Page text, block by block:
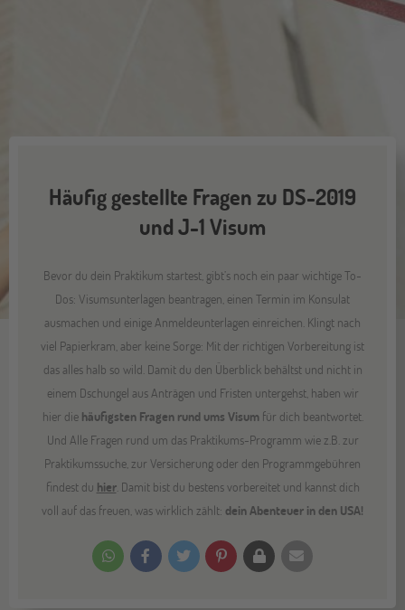
Häufig gestellte Fragen zu DS-2019
und J-1 Visum
Bevor du dein Praktikum startest, gibt’s noch ein paar wichtige To-
Dos: Visumsunterlagen beantragen, einen Termin im Konsulat
ausmachen und einige Anmeldeunterlagen einreichen. Klingt nach
viel Papierkram, aber keine Sorge: Mit der richtigen Vorbereitung ist
das alles halb so wild. Damit du den Überblick behältst und nicht in
einem Dschungel aus Anträgen und Fristen untergehst, haben wir
hier die häufigsten Fragen rund ums Visumfür dich beantwortet.
Und Alle Fragen rund um das Praktikums-Programm wie z.B. zur
Praktikumssuche, zur Versicherung oder den Programmgebühren
findest du hier. Damit bist du bestens vorbereitet und kannst dich
voll auf das freuen, was wirklich zählt: dein Abenteuer in den USA!